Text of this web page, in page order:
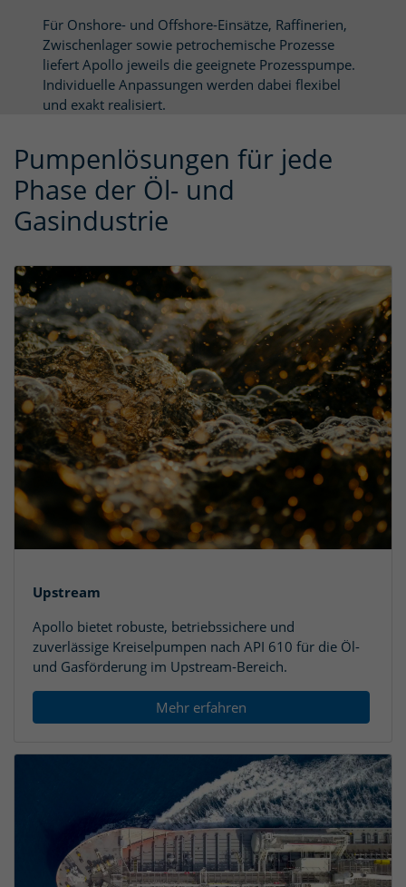
Für Onshore- und Offshore-Einsätze, Raffinerien,
Zwischenlager sowie petrochemische Prozesse
liefert Apollo jeweils die geeignete Prozesspumpe.
Individuelle Anpassungen werden dabei flexibel
und exakt realisiert.
Pumpenlösungen für jede
Phase der Öl- und
Gasindustrie
Upstream
Apollo bietet robuste, betriebssichere und
zuverlässige Kreiselpumpen nach API 610 für die Öl-
und Gasförderung im Upstream-Bereich.
Mehr erfahren